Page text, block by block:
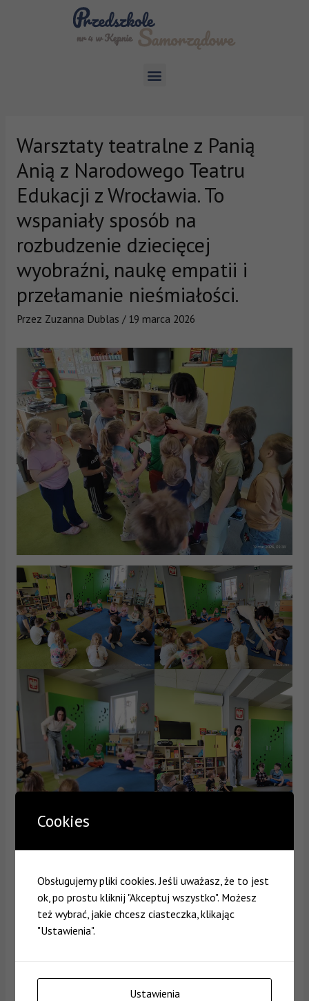
Warsztaty teatralne z Panią
Anią z Narodowego Teatru
Edukacji z Wrocławia. To
wspaniały sposób na
rozbudzenie dziecięcej
wyobraźni, naukę empatii i
przełamanie nieśmiałości.
Przez Zuzanna Dublas / 19 marca 2026
Cookies
Obsługujemy pliki cookies. Jeśli uważasz, że to jest
ok, po prostu kliknij "Akceptuj wszystko". Możesz
też wybrać, jakie chcesz ciasteczka, klikając
"Ustawienia".
Ustawienia